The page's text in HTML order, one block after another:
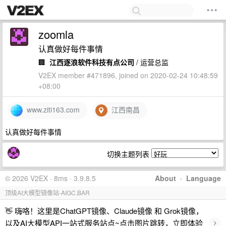
zoomla
认真做好每件事情
🏢 江西逐浪软件科技有点公司 / 运营总监
V2EX member #471896, joined on 2020-02-24 10:48:59
+08:00
www.ziti163.com 江西南昌
认真做好每件事情
切换主题列表
About · Language
© 2026 V2EX · 8ms · 3.9.8.5
顶级AI大模型镜像站-AIGC.BAR
👋 嗨咯！这里是ChatGPT镜像、Claude镜像 和 Grok镜像，
以及AI大模型API一站式服务站点~点击图片跳转，立即体验
›